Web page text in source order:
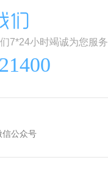
们
7*24小时竭诚为您服务
信公众号